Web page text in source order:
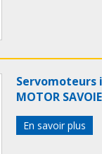
Servomoteurs
MOTOR
En savoir plus